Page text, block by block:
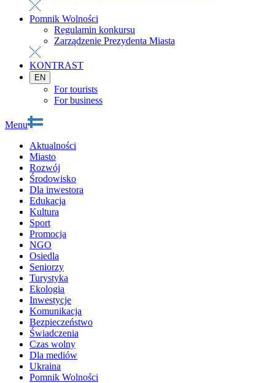
Pomnik Wolności
Regulamin konkursu
Zarządzenie Prezydenta Miasta
KONTRAST
EN
For tourists
For business
Menu
Aktualności
Miasto
Rozwój
Środowisko
Dla inwestora
Edukacja
Kultura
Sport
Promocja
NGO
Osiedla
Seniorzy
Turystyka
Ekologia
Inwestycje
Komunikacja
Bezpieczeństwo
Świadczenia
Czas wolny
Dla mediów
Ukraina
Pomnik Wolności